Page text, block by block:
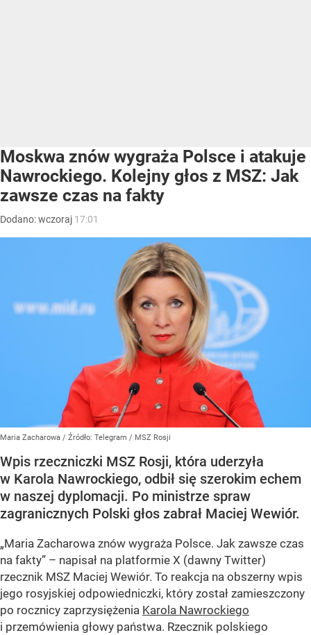
Moskwa znów wygraża Polsce i atakuje
Nawrockiego. Kolejny głos z MSZ: Jak
zawsze czas na fakty
Dodano:wczoraj 17:01
Maria Zacharowa / Źródło: Telegram / MSZ Rosji
Wpis rzeczniczki MSZ Rosji, która uderzyła
w Karola Nawrockiego, odbił się szerokim echem
w naszej dyplomacji. Po ministrze spraw
zagranicznych Polski głos zabrał Maciej Wewiór.
„Maria Zacharowa znów wygraża Polsce. Jak zawsze czas
na fakty” – napisał na platformie X (dawny Twitter)
rzecznik MSZ Maciej Wewiór. To reakcja na obszerny wpis
jego rosyjskiej odpowiedniczki, który został zamieszczony
po rocznicy zaprzysiężenia Karola Nawrockiego
i przemówienia głowy państwa. Rzecznik polskiego